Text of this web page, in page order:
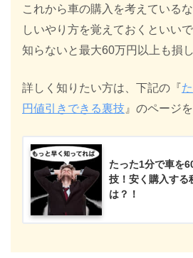
これから車の購入を考えている
しいやり方を覚えておくといい
知らないと最大60万円以上も損し
詳しく知りたい方は、下記の『
円値引きできる裏技 』のページ
たった1分で車を
技！安く購入する
は？！